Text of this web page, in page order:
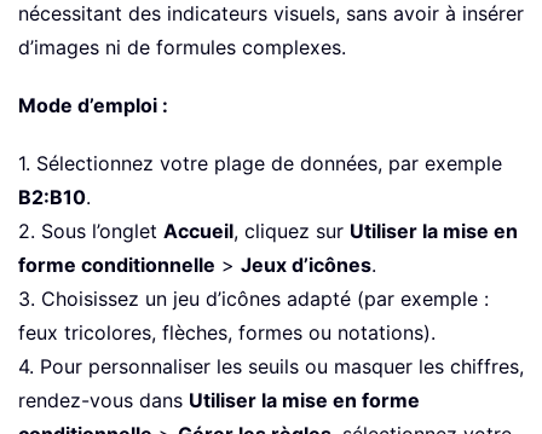
nécessitant des indicateurs visuels, sans avoir à insérer
d’images ni de formules complexes.
Mode d’emploi :
1. Sélectionnez votre plage de données, par exemple
B2:B10.
2. Sous l’onglet Accueil, cliquez sur Utiliser la mise en
forme conditionnelle > Jeux d’icônes.
3. Choisissez un jeu d’icônes adapté (par exemple :
feux tricolores, flèches, formes ou notations).
4. Pour personnaliser les seuils ou masquer les chiffres,
rendez-vous dans Utiliser la mise en forme